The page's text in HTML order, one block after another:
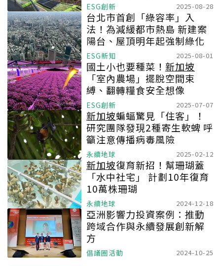
ESG創新 2025-08-28
台北市首創「綠容率」入
法！為減緩都市熱島 新建案
陽台、屋頂明年起強制綠化
ESG新知 2025-08-01
國土小也要種菜！ 新加坡
「室內農場」擺脫空間束
縛、翻轉糧食安全想像
ESG創新 2025-07-07
新加坡蝙蝠驚見「住客」！
研究團隊發現2種寄生軟蜱 呼
籲注意傳播病毒風險
永續地球 2025-02-12
新加坡復育新招！幫珊瑚蓋
「水中社宅」 計劃10年復育
10萬株珊瑚
永續地球 2024-12-18
亞洲影響力投資案例：推動
跨域合作與永續發展創新解
方
倡議圈活動 2024-10-25